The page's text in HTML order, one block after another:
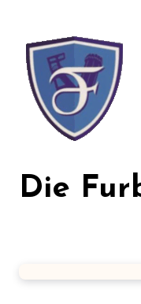
Die